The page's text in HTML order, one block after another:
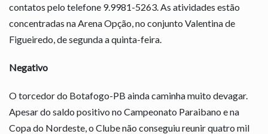
contatos pelo telefone 9.9981-5263. As atividades estão
concentradas na Arena Opção, no conjunto Valentina de
Figueiredo, de segunda a quinta-feira.
Negativo
O torcedor do Botafogo-PB ainda caminha muito devagar.
Apesar do saldo positivo no Campeonato Paraibano e na
Copa do Nordeste, o Clube não conseguiu reunir quatro mil